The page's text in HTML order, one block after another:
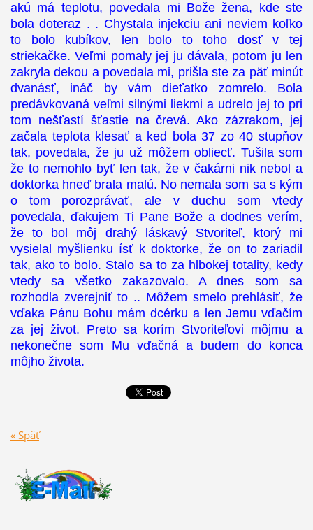
akú má teplotu, povedala mi Bože žena, kde ste
bola doteraz . . Chystala injekciu ani neviem koľko
to bolo kubíkov, len bolo to toho dosť v tej
striekačke. Veľmi pomaly jej ju dávala, potom ju len
zakryla dekou a povedala mi, prišla ste za päť minút
dvanásť, ináč by vám dieťatko zomrelo. Bola
predávkovaná veľmi silnými liekmi a udrelo jej to pri
tom nešťastí šťastie na črevá. Ako zázrakom, jej
začala teplota klesať a ked bola 37 zo 40 stupňov
tak, povedala, že ju už môžem obliecť. Tušila som
že to nemohlo byť len tak, že v čakárni nik nebol a
doktorka hneď brala malú. No nemala som sa s kým
o tom porozprávať, ale v duchu som vtedy
povedala, ďakujem Ti Pane Bože a dodnes verím,
že to bol môj drahý láskavý Stvoriteľ, ktorý mi
vysielal myšlienku ísť k doktorke, že on to zariadil
tak, ako to bolo. Stalo sa to za hlbokej totality, kedy
vtedy sa všetko zakazovalo. A dnes som sa
rozhodla zverejniť to .. Môžem smelo prehlásiť, že
vďaka Pánu Bohu mám dcérku a len Jemu vďačím
za jej život. Preto sa korím Stvoriteľovi môjmu a
nekonečne som Mu vďačná a budem do konca
môjho života.
« Späť